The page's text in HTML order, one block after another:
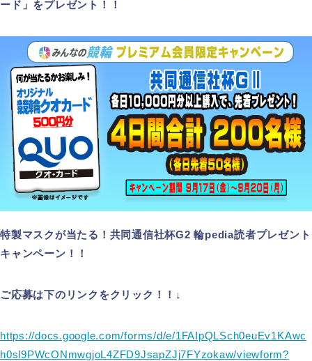
ード」をプレゼント！！
特製マスクが当たる！共同通信社杯G2 輪pedia読者プレゼント
キャンペーン！！
ご応募は下のリンクをクリック！！↓
https://docs.google.com/forms/d/e/1FAIpQLSch0euEv1KAwc
h0sl9PWcONmwgjoL4ZFD9JsapZJj7FYzokaw/viewform?